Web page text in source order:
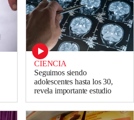
CIENCIA
Seguimos siendo
adolescentes hasta los 30,
revela importante estudio